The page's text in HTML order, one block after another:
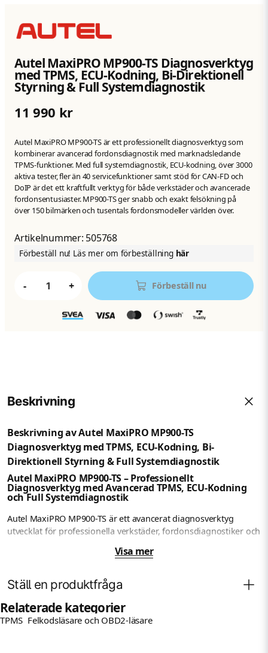
Autel MaxiPRO MP900-TS Diagnosverktyg
med TPMS, ECU-Kodning, Bi-Direktionell
Styrning & Full Systemdiagnostik
11 990 kr
Autel MaxiPRO MP900-TS är ett professionellt diagnosverktyg som
kombinerar avancerad fordonsdiagnostik med marknadsledande
TPMS-funktioner. Med full systemdiagnostik, ECU-kodning, över 3000
aktiva tester, fler än 40 servicefunktioner samt stöd för CAN-FD och
DoIP är det ett kraftfullt verktyg för både verkstäder och avancerade
fordonsentusiaster. MP900-TS ger snabb och exakt felsökning på
över 150 bilmärken och tusentals fordonsmodeller världen över.
Artikelnummer: 505768
Förbeställ nu! Läs mer om förbeställning här
- + Förbeställ nu
Beskrivning
Beskrivning av Autel MaxiPRO MP900-TS
Diagnosverktyg med TPMS, ECU-Kodning, Bi-
Direktionell Styrning & Full Systemdiagnostik
Autel MaxiPRO MP900-TS – Professionellt
Diagnosverktyg med Avancerad TPMS, ECU-Kodning
och Full Systemdiagnostik
Autel MaxiPRO MP900-TS är ett avancerat diagnosverktyg
utvecklat för professionella verkstäder, fordonsdiagnostiker och
inom diagnostik och TPMS-hantering. Med kraftfull hårdvara,
kodning, bi-direktionell styrning, TPMS-programmering och
över 40 servicefunktioner erbjuder MP900-TS en komplett
lösning för modern fordonsdiagnostik.
Verktyget kombinerar funktionerna från avancerade modeller
Visa mer
Ställ en produktfråga
Fråga oss något om denna produkten...
Relaterade kategorier
TPMS Felkodsläsare och OBD2-läsare